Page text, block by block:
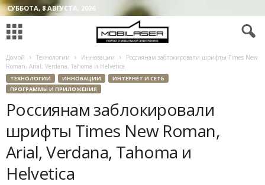
СУББОТА, 8 АВГУСТА, 2026
Домой Технологии Инновации
Россиянам заблокировали шрифты Times New
Roman, Arial, Verdana, Tahoma и Helvetica
ТЕХНОЛОГИИ ИННОВАЦИИ
ИНТЕРНЕТ И СЕТЬ
ПРОГРАММЫ И ПРИЛОЖЕНИЯ
Россиянам заблокировали
шрифты Times New Roman,
Arial, Verdana, Tahoma и
Helvetica